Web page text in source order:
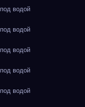
водой
водой
водой
водой
водой